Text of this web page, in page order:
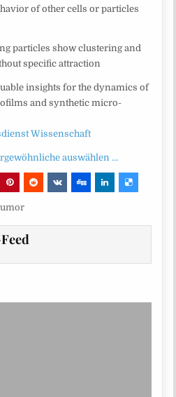
of other cells or particles
particles show clustering and
specific attraction
insights for the dynamics of
and synthetic micro-
Wissenschaft
auswählen …